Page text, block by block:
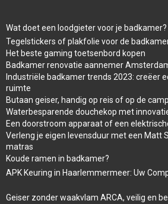
Wat doet een loodgieter voor je badkamer?
Tegelstickers of plakfolie voor de
Het beste gaming toetsenbord kopen
Badkamer renovatie aannemer
Industriële badkamer trends 2023: creëer
ruimte
Butaan geiser, handig op reis of op de
Waterbesparende douchekop met
Een doorstroom apparaat of een
Verleng je eigen levensduur met een Matt
matras
Koude ramen in badkamer?
APK Keuring in Haarlemmermeer: Uw
Geiser zonder waakvlam ARCA, veilig en